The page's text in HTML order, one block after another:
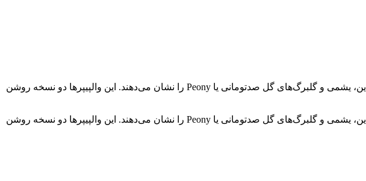
والپیپرهای پیکسل 9، پیکسل 9 پرو و پیکسل 9 پرو XL منتشر شدند. این والپیپرها رنگ‌های مختلفی مانند سیاه ابسیدین، یشمی و گلبرگ‌های گل صدتومانی یا Peony را نشان می‌دهند. این والپیپرها دو نسخه روشن
والپیپرهای پیکسل 9، پیکسل 9 پرو و پیکسل 9 پرو XL منتشر شدند. این والپیپرها رنگ‌های مختلفی مانند سیاه ابسیدین، یشمی و گلبرگ‌های گل صدتومانی یا Peony را نشان می‌دهند. این والپیپرها دو نسخه روشن